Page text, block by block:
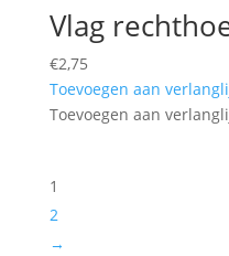
Vlag
€2,75
Toevoegen aan
Toevoegen aan
1
2
→